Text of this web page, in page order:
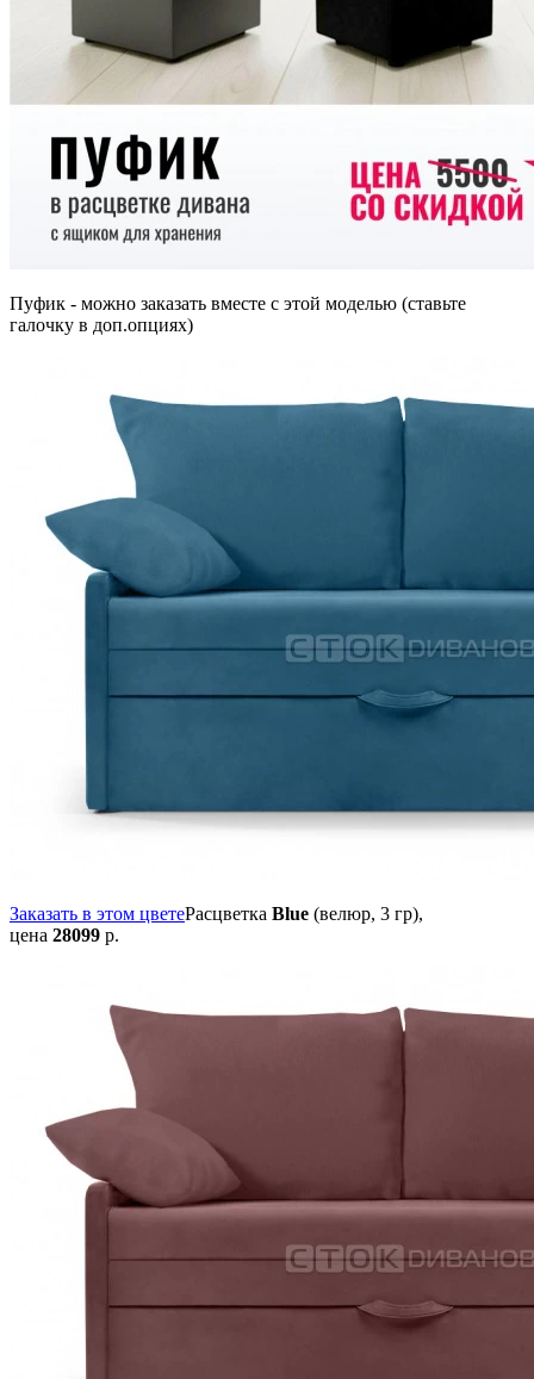
Пуфик - можно заказать вместе с этой моделью (ставьте
галочку в доп.опциях)
Заказать в этом цветеРасцветка Blue (велюр, 3 гр),
цена 28099 р.